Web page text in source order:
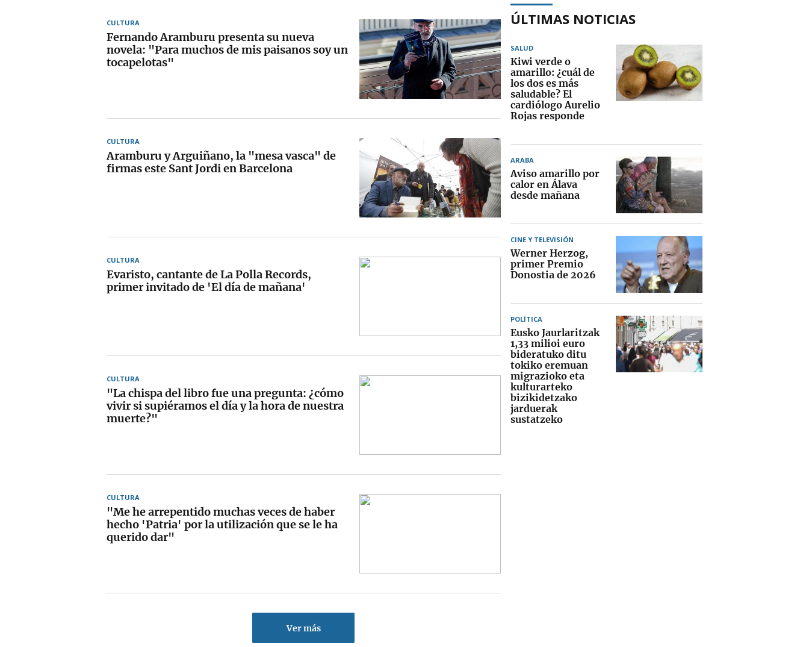
CULTURA
Fernando Aramburu presenta su nueva
novela: "Para muchos de mis paisanos soy un
tocapelotas"
CULTURA
Aramburu y Arguiñano, la "mesa vasca" de
firmas este Sant Jordi en Barcelona
CULTURA
Evaristo, cantante de La Polla Records,
primer invitado de 'El día de mañana'
CULTURA
"La chispa del libro fue una pregunta: ¿cómo
vivir si supiéramos el día y la hora de nuestra
muerte?"
CULTURA
"Me he arrepentido muchas veces de haber
hecho 'Patria' por la utilización que se le ha
querido dar"
Ver más
ÚLTIMAS NOTICIAS
SALUD
Kiwi verde o
amarillo: ¿cuál de
los dos es más
saludable? El
cardiólogo Aurelio
Rojas responde
ARABA
Aviso amarillo por
calor en Álava
desde mañana
CINE Y TELEVISIÓN
Werner Herzog,
primer Premio
Donostia de 2026
POLÍTICA
Eusko Jaurlaritzak
1,33 milioi euro
bideratuko ditu
tokiko eremuan
migrazioko eta
kulturarteko
bizikidetzako
jarduerak
sustatzeko